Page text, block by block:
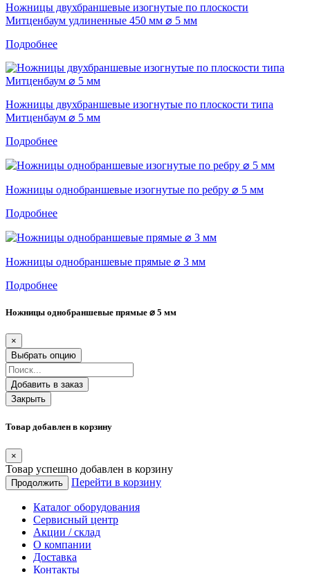
Ножницы двухбраншевые изогнутые по плоскости
Митценбаум удлиненные 450 мм ⌀ 5 мм
Подробнее
Ножницы двухбраншевые изогнутые по плоскости типа
Митценбаум ⌀ 5 мм
Подробнее
Ножницы однобраншевые изогнутые по ребру ⌀ 5 мм
Подробнее
Ножницы однобраншевые прямые ⌀ 3 мм
Подробнее
Ножницы однобраншевые прямые ⌀ 5 мм
×
Выбрать опцию
Добавить в заказ
Закрыть
Товар добавлен в корзину
×
Товар успешно добавлен в корзину
Продолжить Перейти в корзину
Каталог оборудования
Сервисный центр
Акции / склад
О компании
Доставка
Контакты